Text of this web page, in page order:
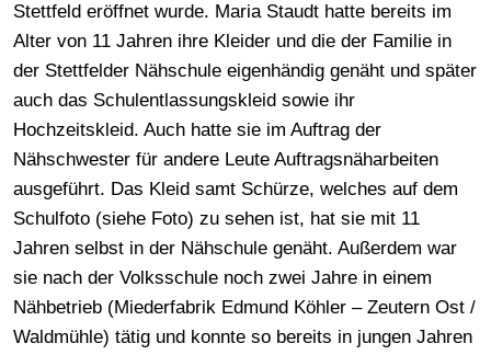
Stettfeld eröffnet wurde. Maria Staudt hatte bereits im
Alter von 11 Jahren ihre Kleider und die der Familie in
der Stettfelder Nähschule eigenhändig genäht und später
auch das Schulentlassungskleid sowie ihr
Hochzeitskleid. Auch hatte sie im Auftrag der
Nähschwester für andere Leute Auftragsnäharbeiten
ausgeführt. Das Kleid samt Schürze, welches auf dem
Schulfoto (siehe Foto) zu sehen ist, hat sie mit 11
Jahren selbst in der Nähschule genäht. Außerdem war
sie nach der Volksschule noch zwei Jahre in einem
Nähbetrieb (Miederfabrik Edmund Köhler – Zeutern Ost /
Waldmühle) tätig und konnte so bereits in jungen Jahren